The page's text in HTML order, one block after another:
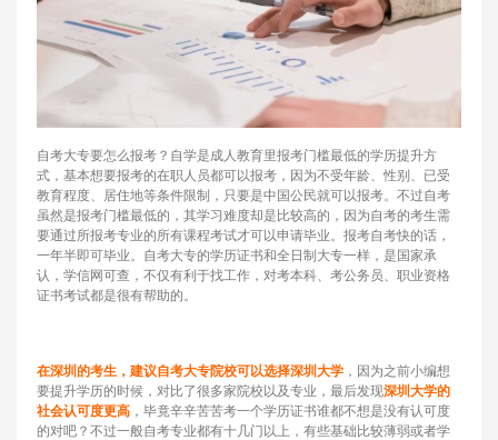
自考大专要怎么报考？自学是成人教育里报考门槛最低的学历提升方
式，基本想要报考的在职人员都可以报考，因为不受年龄、性别、已受
教育程度、居住地等条件限制，只要是中国公民就可以报考。不过自考
虽然是报考门槛最低的，其学习难度却是比较高的，因为自考的考生需
要通过所报考专业的所有课程考试才可以申请毕业。报考自考快的话，
一年半即可毕业。自考大专的学历证书和全日制大专一样，是国家承
认，学信网可查，不仅有利于找工作，对考本科、考公务员、职业资格
证书考试都是很有帮助的。
在深圳的考生，建议自考大专院校可以选择深圳大学 ，因为之前小编想
要提升学历的时候，对比了很多家院校以及专业，最后发现深圳大学的
社会认可度更高 ，毕竟辛辛苦苦考一个学历证书谁都不想是没有认可度
的对吧？不过一般自考专业都有十几门以上，有些基础比较薄弱或者学